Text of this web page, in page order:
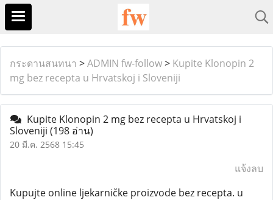
กระดานสนทนา >ADMIN fw-follow> Kupite Klonopin 2
mg bez recepta u Hrvatskoj i Sloveniji
Kupite Klonopin 2 mg bez recepta u Hrvatskoj i
Sloveniji (198 อ่าน)
20 มี.ค. 2568 15:45
แจ้งลบ
Kupujte online ljekarničke proizvode bez recepta. u